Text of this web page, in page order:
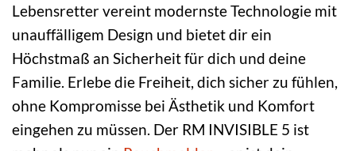
Lebensretter vereint modernste Technologie mit
unauffälligem Design und bietet dir ein
Höchstmaß an Sicherheit für dich und deine
Familie. Erlebe die Freiheit, dich sicher zu fühlen,
ohne Kompromisse bei Ästhetik und Komfort
eingehen zu müssen. Der RM INVISIBLE 5 ist